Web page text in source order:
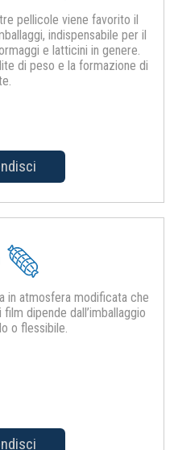
pellicole viene favorito il
indispensabile per il
e latticini in genere.
di peso e la formazione di
in atmosfera modificata che
dipende dall’imballaggio
o flessibile.